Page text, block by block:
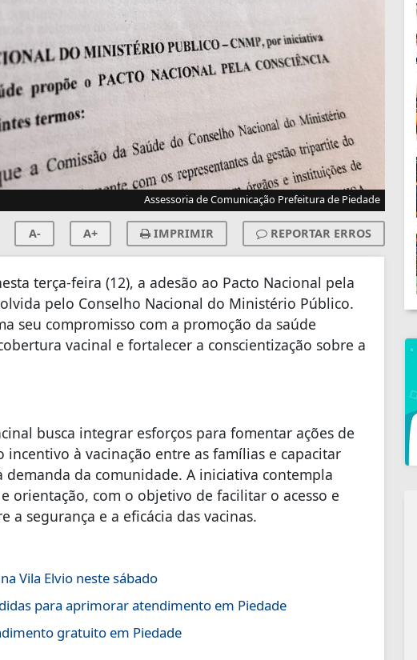
Assessoria de Comunicação Prefeitura de Piedade
A- A+ IMPRIMIR REPORTAR ERROS
terça-feira (12), a adesão ao Pacto Nacional pela
pelo Conselho Nacional do Ministério Público.
seu compromisso com a promoção da saúde
vacinal e fortalecer a conscientização sobre a
busca integrar esforços para fomentar ações de
à vacinação entre as famílias e capacitar
da comunidade. A iniciativa contempla
orientação, com o objetivo de facilitar o acesso e
a segurança e a eficácia das vacinas.
Vila Elvio neste sábado
para aprimorar atendimento em Piedade
gratuito em Piedade